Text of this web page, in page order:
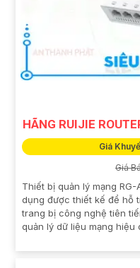
HÃNG RUIJIE
Giá
Giá
Thiết bị quản lý mạng
dụng được thiết kế để hỗ
trang bị công nghệ tiên
quản lý dữ liệu mạng hiệu